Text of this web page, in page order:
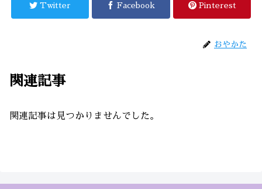
Twitter Facebook Pinterest
おやかた
関連記事
関連記事は見つかりませんでした。